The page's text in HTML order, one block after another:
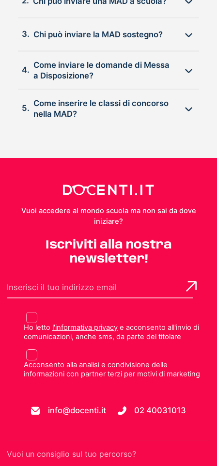
3. Chi può inviare la MAD sostegno?
4.
Come inviare le domande di Messa
a Disposizione?
5.
Come inserire le classi di concorso
nella MAD?
Vuoi accedere al mondo scuola ma non sai da dove
iniziare?
Iscriviti alla nostra
newsletter!
Ho letto l'informativa privacye acconsento all'invio di
comunicazioni, anche sms, da parte del titolare
Acconsento alla analisi e condivisione delle
informazioni con partner terzi per motivi di marketing
info@docenti.it 02 40031013
Vuoi un consiglio sul tuo percorso?